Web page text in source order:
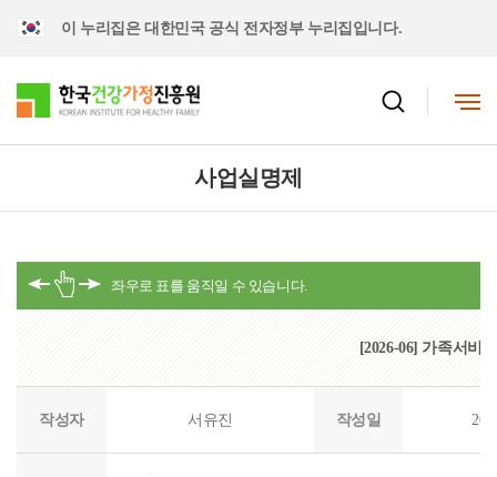
이 누리집은 대한민국 공식 전자정부 누리집입니다.
사업실명제
[2026-06] 가족서비
작성자 서유진 작성일